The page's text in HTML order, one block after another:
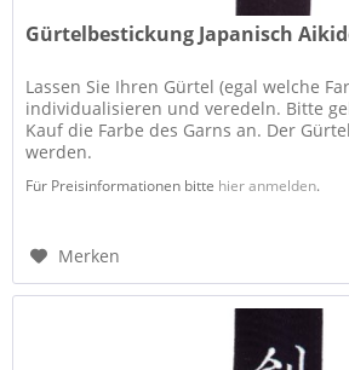
Gürtelbestickung Japanisch
Lassen Sie Ihren Gürtel (egal welche
individualisieren und veredeln. Bitte
Kauf die Farbe des Garns an. Der
werden.
Für Preisinformationen bitte hier anmelden.
Merken